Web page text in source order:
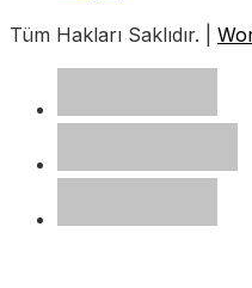
Tüm Hakları Saklıdır. |